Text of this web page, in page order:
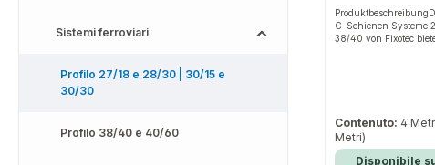
Sistemi ferroviari
Profilo 27/18 e 28/30 | 30/15 e
30/30
Profilo 38/40 e 40/60
C-Schienen Systeme
38/40 von Fixotec
an verschiedene
Das robuste Design
Montage machen
zuverlässigen Wahl
Contenuto: 4
Metri)
Disponibile